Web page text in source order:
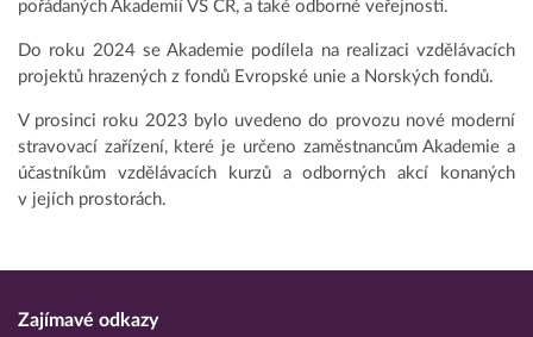
pořádaných Akademií VS ČR, a také odborné veřejnosti.
Do roku 2024 se Akademie podílela na realizaci vzdělávacích
projektů hrazených z fondů Evropské unie a Norských fondů.
V prosinci roku 2023 bylo uvedeno do provozu nové moderní
stravovací zařízení, které je určeno zaměstnancům Akademie a
účastníkům vzdělávacích kurzů a odborných akcí konaných
v jejích prostorách.
Zajímavé odkazy